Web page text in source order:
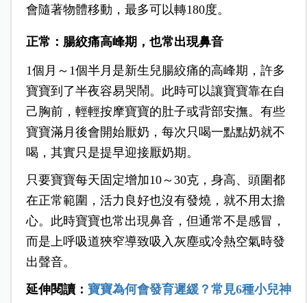
會隨著物體移動，最多可以轉180度。
正常：腸絞痛高峰期， 也常出現鼻音
1個月～1個半月是新生兒腸絞痛的高峰期，許多
寶寶到了半夜容易哭鬧。此時可以讓寶寶靠在自
己胸前，輕輕按摩寶寶的肚子或背部安撫。有些
寶寶滿月後會開始厭奶，每次只喝一點點奶就不
喝，其實只是提早迎接厭奶期。
只要寶寶每天固定增加10～30克，身高、頭圍都
在正常範圍，活力良好也沒有發燒，就不用太擔
心。此時寶寶也常出現鼻音，但通常不是感冒，
而是上呼吸道狹窄導致吸入灰塵或冷熱空氣時發
出聲音。
延伸閱讀： 寶寶為何會發育遲緩？常見6種小兒神